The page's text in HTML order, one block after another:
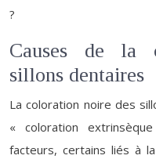
?
Causes de la
sillons dentaires
La coloration noire des
« coloration
facteurs, certains liés à